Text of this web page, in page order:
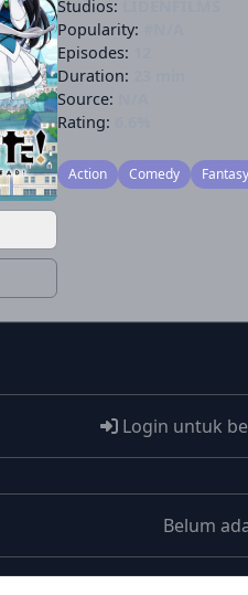
Studios:
Popularity:
Episodes:
Duration:
Source:
Rating:
Action Comedy Fantasy
Login untuk
Belum